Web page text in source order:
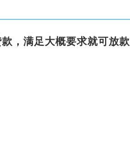
，满足大概要求就可放款